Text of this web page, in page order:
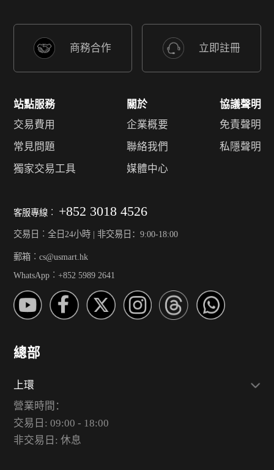
商務合作 立即註冊
站點服務
交易費用
常見問題
獨家交易工具
關於
企業概要
聯絡我們
媒體中心
協議聲明
免責聲明
私隱聲明
客服專線︰ +852 3018 4526
交易日︰全日24小時 | 非交易日：9:00-18:00
郵箱︰cs@usmart.hk
WhatsApp︰+852 5989 2641
總部
上環
營業時間：
交易日: 09:00 - 18:00
非交易日: 休息